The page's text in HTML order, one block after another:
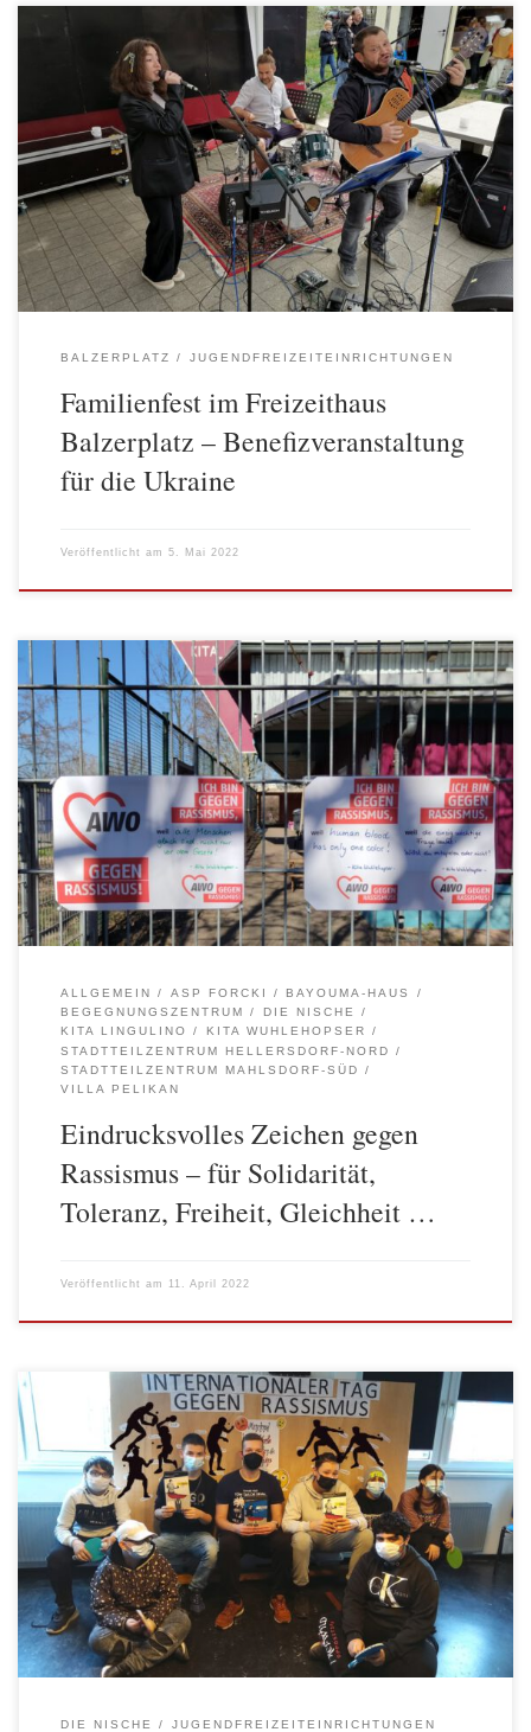
Am Sonntag, den 1.Mai luden „Vikahilft“ und das Freizeithaus
Balzerplatz zum bunten Familienfest, um allen Gastfamilien,
Helfern und Spendern Danke zu sagen für das Engagement in der
Ukraine Hilfe der letzten Monate. Viele Partner*innen und
Helfer*innen von „Vikahilft“ trugen zu einem gelungenen und
abwechslungsreichen Fest für Groß und Klein bei. […]
BALZERPLATZ JUGENDFREIZEITEINRICHTUNGEN
Familienfest im Freizeithaus
Balzerplatz – Benefizveranstaltung
für die Ukraine
Veröffentlicht am 5. Mai 2022
Die AWO Spree-Wuhle hat sich auch 2022 wie in jedem Jahr im
März an den Internationalen Wochen gegen Rassismus beteiligt.
Viele AWO Einrichtungen in Marzahn-Hellersdorf und
Friedrichshain Kreuzberg waren rund um den Internationalen Tag
gegen Rassismus am 21. März aktiv mit kreativen Aktionen unter
dem Motto “Haltung zeigen”, um ein […]
ALLGEMEIN ASP FORCKI
BAYOUMA-HAUS
BEGEGNUNGSZENTRUM
DIE NISCHE
KITA LINGULINO
KITA WUHLEHOPSER
STADTTEILZENTRUM HELLERSDORF-NORD
STADTTEILZENTRUM MAHLSDORF-SÜD
VILLA PELIKAN
Eindrucksvolles Zeichen gegen
Rassismus – für Solidarität,
Toleranz, Freiheit, Gleichheit …
Veröffentlicht am 11. April 2022
Im Rahmen der Aktionswoche gegen Rassismus in Marzahn-
Hellersdorf fand in der Jugendfreizeiteinrichtung „Die Nische”
eine Projektwoche zum Thema (rassistische) Beleidigungen statt.
Die Besucher*innen haben die schlimmsten Beleidigungen
aufgeschrieben, mit denen sie im Leben konfrontiert wurden.
Diese unschönen Begriffe wurden gesammelt und besprochen.
Ganz schnell wurde gemeinsam festgestellt, dass Beleidigungen
unterschiedlich […]
DIE NISCHE JUGENDFREIZEITEINRICHTUNGEN